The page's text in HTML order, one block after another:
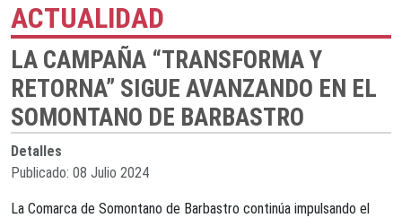
ACTUALIDAD
LA CAMPAÑA “TRANSFORMA Y
RETORNA” SIGUE AVANZANDO EN EL
SOMONTANO DE BARBASTRO
Detalles
Publicado: 08 Julio 2024
La Comarca de Somontano de Barbastro continúa impulsando el